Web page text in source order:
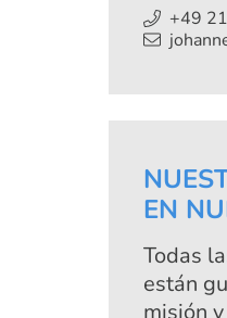
+49
EN
Todas
están
misión